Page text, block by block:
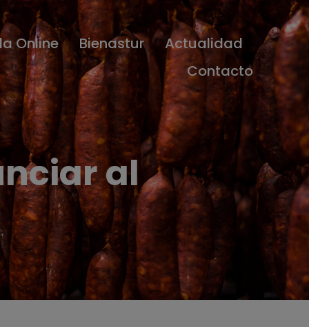
Online Bienastur
Actualidad
Contacto
al